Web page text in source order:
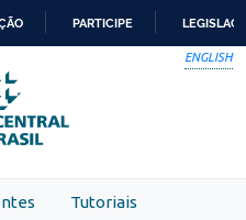
PARA
O
CONTEÚDO
PARTICIPE
ENGLISH
Tutoriais